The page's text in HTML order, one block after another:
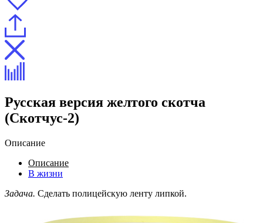
Русская версия желтого скотча
(Скотчус-2)
Описание
Описание
В жизни
Задача. Сделать полицейскую ленту липкой.